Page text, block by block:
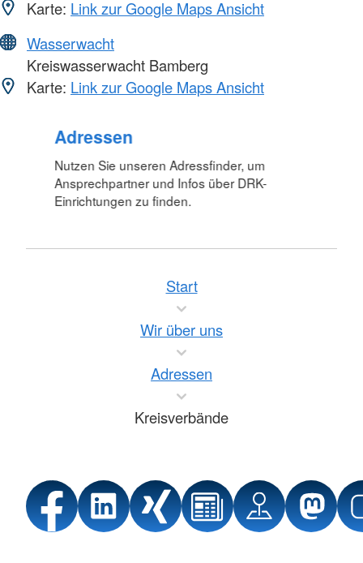
Karte: Link zur Google Maps Ansicht
Wasserwacht
Kreiswasserwacht Bamberg
Karte: Link zur Google Maps Ansicht
Adressen
Nutzen Sie unseren Adressfinder, um
Ansprechpartner und Infos über DRK-
Einrichtungen zu finden.
Start
Wir über uns
Adressen
Kreisverbände